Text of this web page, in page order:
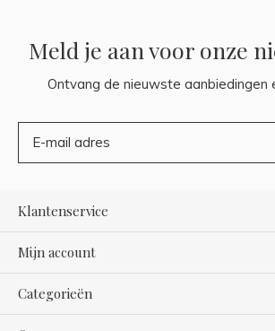
Meld je aan voor onze
Ontvang de nieuwste aanbiedingen
Klantenservice
Mijn account
Categorieën